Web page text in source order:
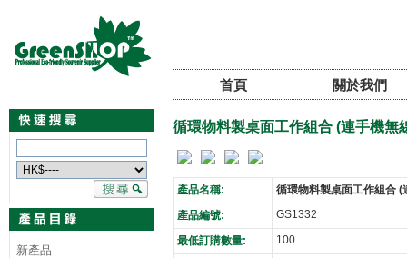
首頁 關於我們
新產品
循環物料製桌面工作組合 (連手機無
產品名稱:
循環物料製桌面工作組合
產品編號:
GS1332
最低訂購數量: 100